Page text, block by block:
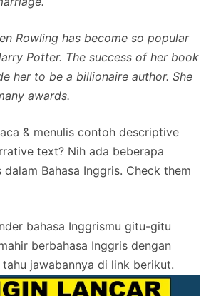
Rowling has become so popular
Potter. The success of her book
her to be a billionaire author. She
awards.
& menulis contoh descriptive
text? Nih ada beberapa
Bahasa Inggris. Check them
bahasa Inggrismu gitu-gitu
berbahasa Inggris dengan
jawabannya di link berikut.